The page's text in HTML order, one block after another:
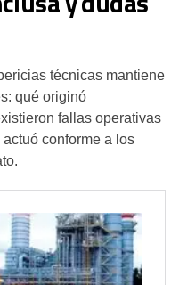
técnicas mantiene
qué originó
fallas operativas
conforme a los